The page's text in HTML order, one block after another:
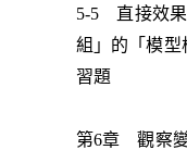
5-5 直接效果
組」的「模型
習題
第6章 觀察